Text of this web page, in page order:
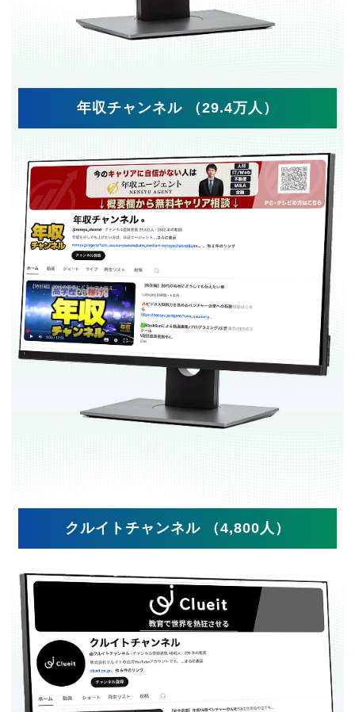
年収チャンネル （29.4万人）
クルイトチャンネル （4,800人）